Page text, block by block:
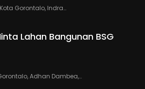
Kota Gorontalo, Indra…
Lahan Bangunan BSG
Adhan Dambea,…